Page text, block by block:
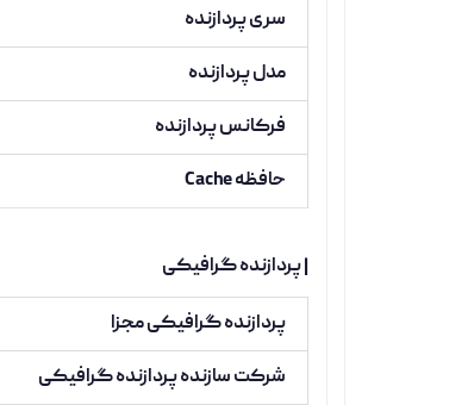
سری پردازنده
مدل پردازنده
فرکانس پردازنده
حافظه Cache
| پردازنده گرافیکی
پردازنده گرافیکی مجزا
شرکت سازنده پردازنده گرافیکی